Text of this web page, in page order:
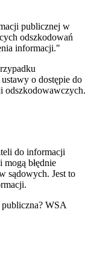
publicznej w
odszkodowań
informacji."
o dostępie do
odszkodowawczych.
do informacji
błędnie
sądowych. Jest to
WSA